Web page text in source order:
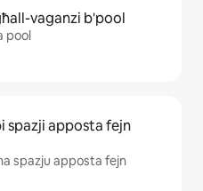
vaganzi b'pool
pool
spazji apposta fejn
spazju apposta fejn